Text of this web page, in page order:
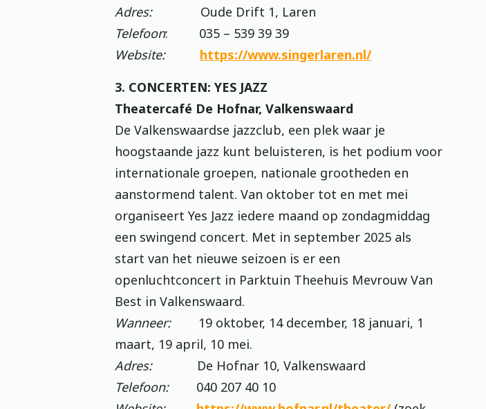
Adres:
Oude Drift 1, Laren
Telefoon: 035 – 539 39 39
Website:
https://www.singerlaren.nl/
3. CONCERTEN: YES JAZZ
Theatercafé De Hofnar, Valkenswaard
De Valkenswaardse jazzclub, een plek waar je
hoogstaande jazz kunt beluisteren, is het podium voor
internationale groepen, nationale grootheden en
aanstormend talent. Van oktober tot en met mei
organiseert Yes Jazz iedere maand op zondagmiddag
een swingend concert. Met in september 2025 als
start van het nieuwe seizoen is er een
openluchtconcert in Parktuin Theehuis Mevrouw Van
Best in Valkenswaard.
Wanneer:19 oktober, 14 december, 18 januari, 1
maart, 19 april, 10 mei.
Adres:
De Hofnar 10, Valkenswaard
Telefoon:040 207 40 10